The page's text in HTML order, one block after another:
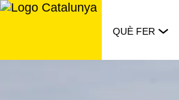
Saltar
QUÈ FER